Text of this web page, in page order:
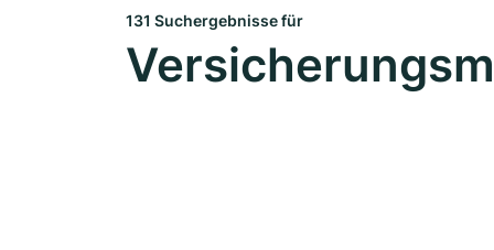
131 Suchergebnisse für